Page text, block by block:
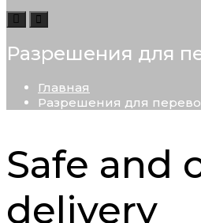
SearchToggle
navigation
Разрешения для
Главная
Разрешения для
Safe and
delivery